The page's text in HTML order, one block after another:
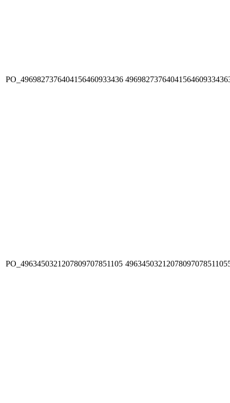
PO_4969827376404156460933436
PO_4963450321207809707851105